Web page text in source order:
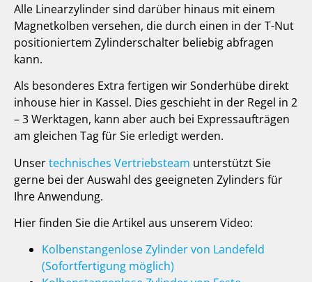
Alle Linearzylinder sind darüber hinaus mit einem
Magnetkolben versehen, die durch einen in der T-Nut
positioniertem Zylinderschalter beliebig abfragen
kann.
Als besonderes Extra fertigen wir Sonderhübe direkt
inhouse hier in Kassel. Dies geschieht in der Regel in 2
– 3 Werktagen, kann aber auch bei Expressaufträgen
am gleichen Tag für Sie erledigt werden.
Unsertechnisches Vertriebsteam unterstützt Sie
gerne bei der Auswahl des geeigneten Zylinders für
Ihre Anwendung.
Hier finden Sie die Artikel aus unserem Video:
Kolbenstangenlose Zylinder von Landefeld
(Sofortfertigung möglich)